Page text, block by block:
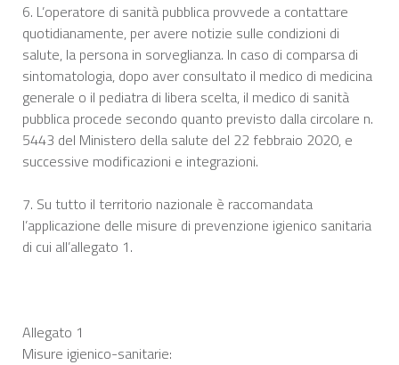
6. L’operatore di sanità pubblica provvede a contattare
quotidianamente, per avere notizie sulle condizioni di
salute, la persona in sorveglianza. In caso di comparsa di
sintomatologia, dopo aver consultato il medico di medicina
generale o il pediatra di libera scelta, il medico di sanità
pubblica procede secondo quanto previsto dalla circolare n.
5443 del Ministero della salute del 22 febbraio 2020, e
successive modificazioni e integrazioni.
7. Su tutto il territorio nazionale è raccomandata
l’applicazione delle misure di prevenzione igienico sanitaria
di cui all’allegato 1.
Allegato 1
Misure igienico-sanitarie: